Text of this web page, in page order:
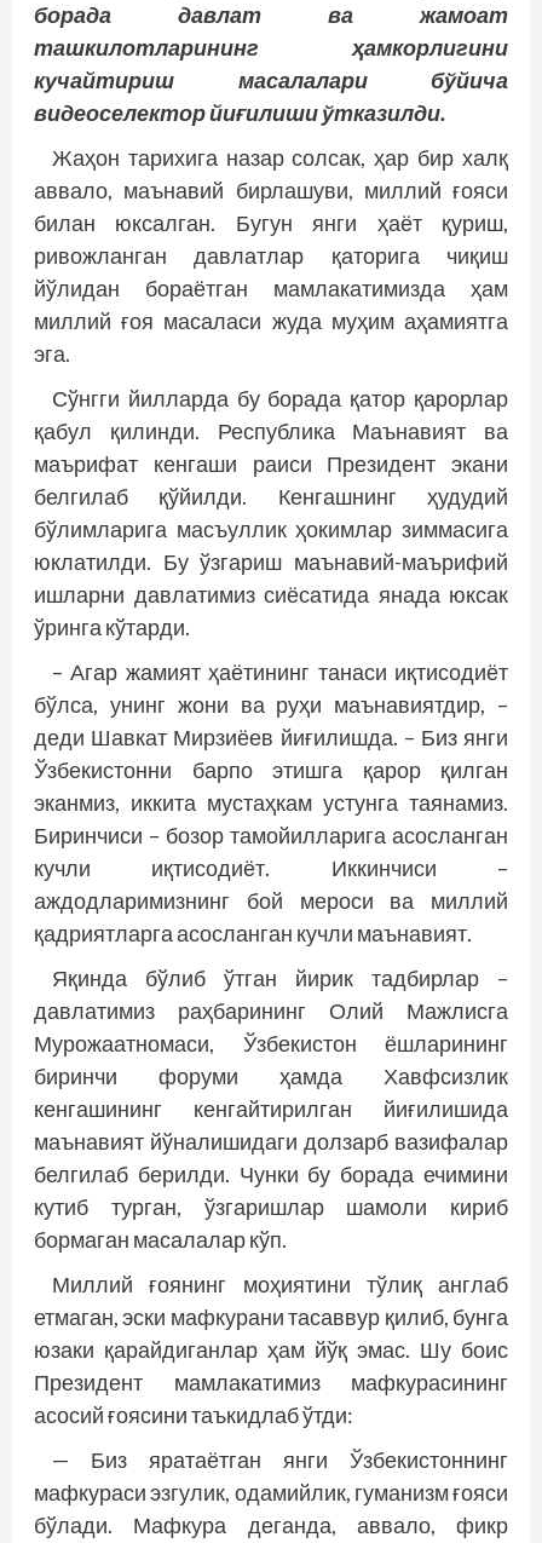
борада давлат ва жамоат
ташкилотларининг ҳамкорлигини
кучайтириш масалалари бўйича
видеоселектор йиғилиши ўтказилди.
Жаҳон тарихига назар солсак, ҳар бир халқ
аввало, маънавий бирлашуви, миллий ғояси
билан юксалган. Бугун янги ҳаёт қуриш,
ривожланган давлатлар қаторига чиқиш
йўлидан бораётган мамлакатимизда ҳам
миллий ғоя масаласи жуда муҳим аҳамиятга
эга.
Сўнгги йилларда бу борада қатор қарорлар
қабул қилинди. Республика Маънавият ва
маърифат кенгаши раиси Президент экани
белгилаб қўйилди. Кенгашнинг ҳудудий
бўлимларига масъуллик ҳокимлар зиммасига
юклатилди. Бу ўзгариш маънавий-маърифий
ишларни давлатимиз сиёсатида янада юксак
ўринга кўтарди.
– Агар жамият ҳаётининг танаси иқтисодиёт
бўлса, унинг жони ва руҳи маънавиятдир, –
деди Шавкат Мирзиёев йиғилишда. – Биз янги
Ўзбекистонни барпо этишга қарор қилган
эканмиз, иккита мустаҳкам устунга таянамиз.
Биринчиси – бозор тамойилларига асосланган
кучли иқтисодиёт. Иккинчиси –
аждодларимизнинг бой мероси ва миллий
қадриятларга асосланган кучли маънавият.
Яқинда бўлиб ўтган йирик тадбирлар –
давлатимиз раҳбарининг Олий Мажлисга
Мурожаатномаси, Ўзбекистон ёшларининг
биринчи форуми ҳамда Хавфсизлик
кенгашининг кенгайтирилган йиғилишида
маънавият йўналишидаги долзарб вазифалар
белгилаб берилди. Чунки бу борада ечимини
кутиб турган, ўзгаришлар шамоли кириб
бормаган масалалар кўп.
Миллий ғоянинг моҳиятини тўлиқ англаб
етмаган, эски мафкурани тасаввур қилиб, бунга
юзаки қарайдиганлар ҳам йўқ эмас. Шу боис
Президент мамлакатимиз мафкурасининг
асосий ғоясини таъкидлаб ўтди:
— Биз яратаётган янги Ўзбекистоннинг
мафкураси эзгулик, одамийлик, гуманизм ғоя­­си
бўлади. Мафкура деганда, аввало, фикр